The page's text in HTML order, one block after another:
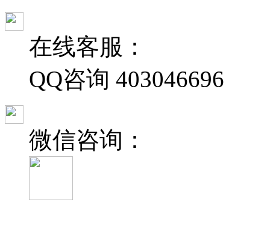
在线客服：
QQ咨询 403046696
微信咨询：